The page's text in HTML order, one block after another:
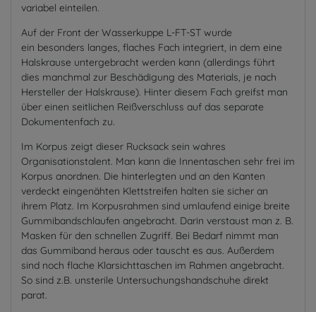
variabel einteilen.
Auf der Front der Wasserkuppe L-FT-ST wurde
ein besonders langes, flaches Fach integriert, in dem eine
Halskrause untergebracht werden kann (allerdings führt
dies manchmal zur Beschädigung des Materials, je nach
Hersteller der Halskrause). Hinter diesem Fach greifst man
über einen seitlichen Reißverschluss auf das separate
Dokumentenfach zu.
Im Korpus zeigt dieser Rucksack sein wahres
Organisationstalent. Man kann die Innentaschen sehr frei im
Korpus anordnen. Die hinterlegten und an den Kanten
verdeckt eingenähten Klettstreifen halten sie sicher an
ihrem Platz. Im Korpusrahmen sind umlaufend einige breite
Gummibandschlaufen angebracht. Darin verstaust man z. B.
Masken für den schnellen Zugriff. Bei Bedarf nimmt man
das Gummiband heraus oder tauscht es aus. Außerdem
sind noch flache Klarsichttaschen im Rahmen angebracht.
So sind z.B. unsterile Untersuchungshandschuhe direkt
parat.